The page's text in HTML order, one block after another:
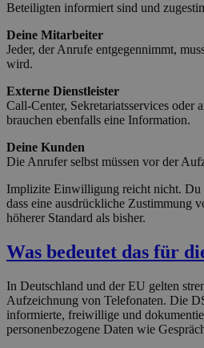
Beteiligten informiert sind und
Deine Mitarbeiter
Jeder, der Anrufe entgegennimmt,
wird.
Externe Dienstleister
Call-Center, Sekretariatsservices oder
brauchen ebenfalls eine Information.
Deine Kunden
Die Anrufer selbst müssen vor der
Implizite Einwilligung reicht nicht. Du
dass eine ausdrückliche Zustimmung
höherer Standard als bisher.
Was bedeutet das für
In Deutschland und der EU gelten
Aufzeichnung von Telefonaten. Die
informierte, freiwillige und
personenbezogene Daten wie